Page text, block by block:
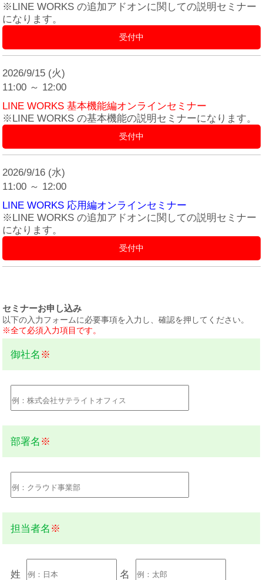
※LINE WORKS の追加アドオンに関しての説明セミナー
になります。
受付中
2026/9/15 (火)
11:00 ～ 12:00
LINE WORKS 基本機能編オンラインセミナー
※LINE WORKS の基本機能の説明セミナーになります。
受付中
2026/9/16 (水)
11:00 ～ 12:00
LINE WORKS 応用編オンラインセミナー
※LINE WORKS の追加アドオンに関しての説明セミナー
になります。
受付中
セミナーお申し込み
以下の入力フォームに必要事項を入力し、確認を押してください。
※全て必須入力項目です。
御社名 ※
部署名 ※
担当者名 ※
姓 名